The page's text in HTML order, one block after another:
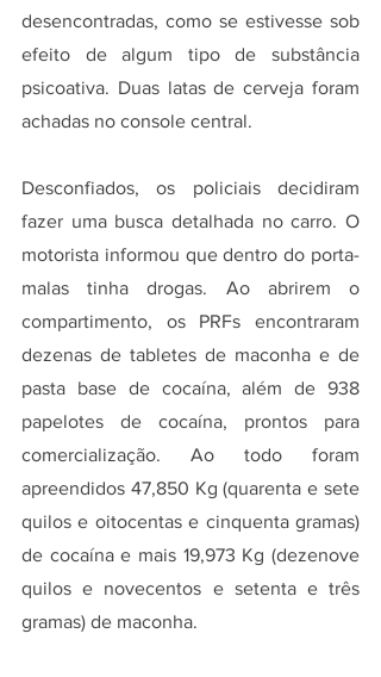
desencontradas, como se estivesse sob
efeito de algum tipo de substância
psicoativa. Duas latas de cerveja foram
achadas no console central.
Desconfiados, os policiais decidiram
fazer uma busca detalhada no carro. O
motorista informou que dentro do porta-
malas tinha drogas. Ao abrirem o
compartimento, os PRFs encontraram
dezenas de tabletes de maconha e de
pasta base de cocaína, além de 938
papelotes de cocaína, prontos para
comercialização. Ao todo foram
apreendidos 47,850 Kg (quarenta e sete
quilos e oitocentas e cinquenta gramas)
de cocaína e mais 19,973 Kg (dezenove
quilos e novecentos e setenta e três
gramas) de maconha.